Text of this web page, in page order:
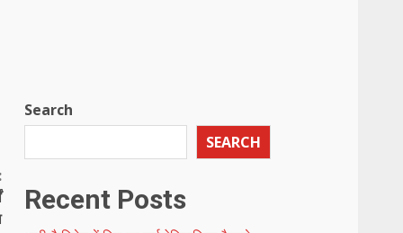
Search
SEARCH
Recent Posts